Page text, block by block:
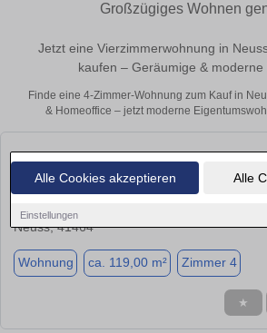
Alle Cookies akzeptieren Alle
Einstellungen
Großzügiges Wohnen
Jetzt eine Vierzimmerwohnung in
kaufen – Geräumige & moderne
Finde eine 4-Zimmer-Wohnung zum Kauf in
& Homeoffice – jetzt moderne
Wohnung zum Kaufen in Neuss 449.000 €
Neuss, 41464
Wohnung ca. 119,00 m² Zimmer 4
★